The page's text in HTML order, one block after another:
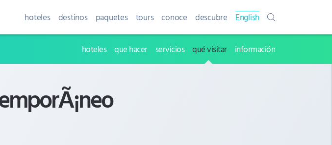
hoteles destinos paquetes tours conoce descubre English
hoteles que hacer servicios qué visitar información